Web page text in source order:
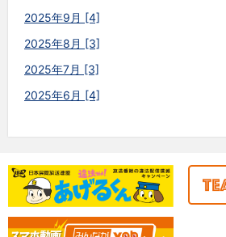
2025年9月 [4]
2025年8月 [3]
2025年7月 [3]
2025年6月 [4]